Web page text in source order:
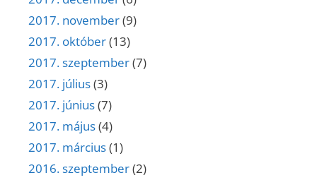
2017. november(9)
2017. október(13)
2017. szeptember(7)
2017. július(3)
2017. június(7)
2017. május(4)
2017. március(1)
2016. szeptember(2)